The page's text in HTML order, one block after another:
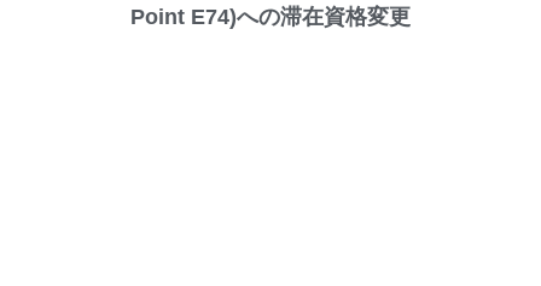
Point E74)への滞在資格変更